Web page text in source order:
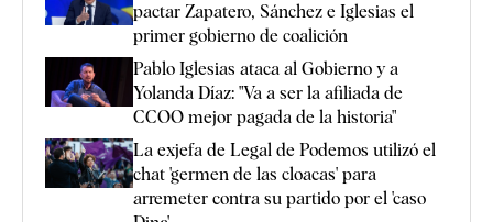
pactar Zapatero, Sánchez e Iglesias el
primer gobierno de coalición
Pablo Iglesias ataca al Gobierno y a
Yolanda Díaz: "Va a ser la afiliada de
CCOO mejor pagada de la historia"
La exjefa de Legal de Podemos utilizó el
chat 'germen de las cloacas' para
arremeter contra su partido por el 'caso